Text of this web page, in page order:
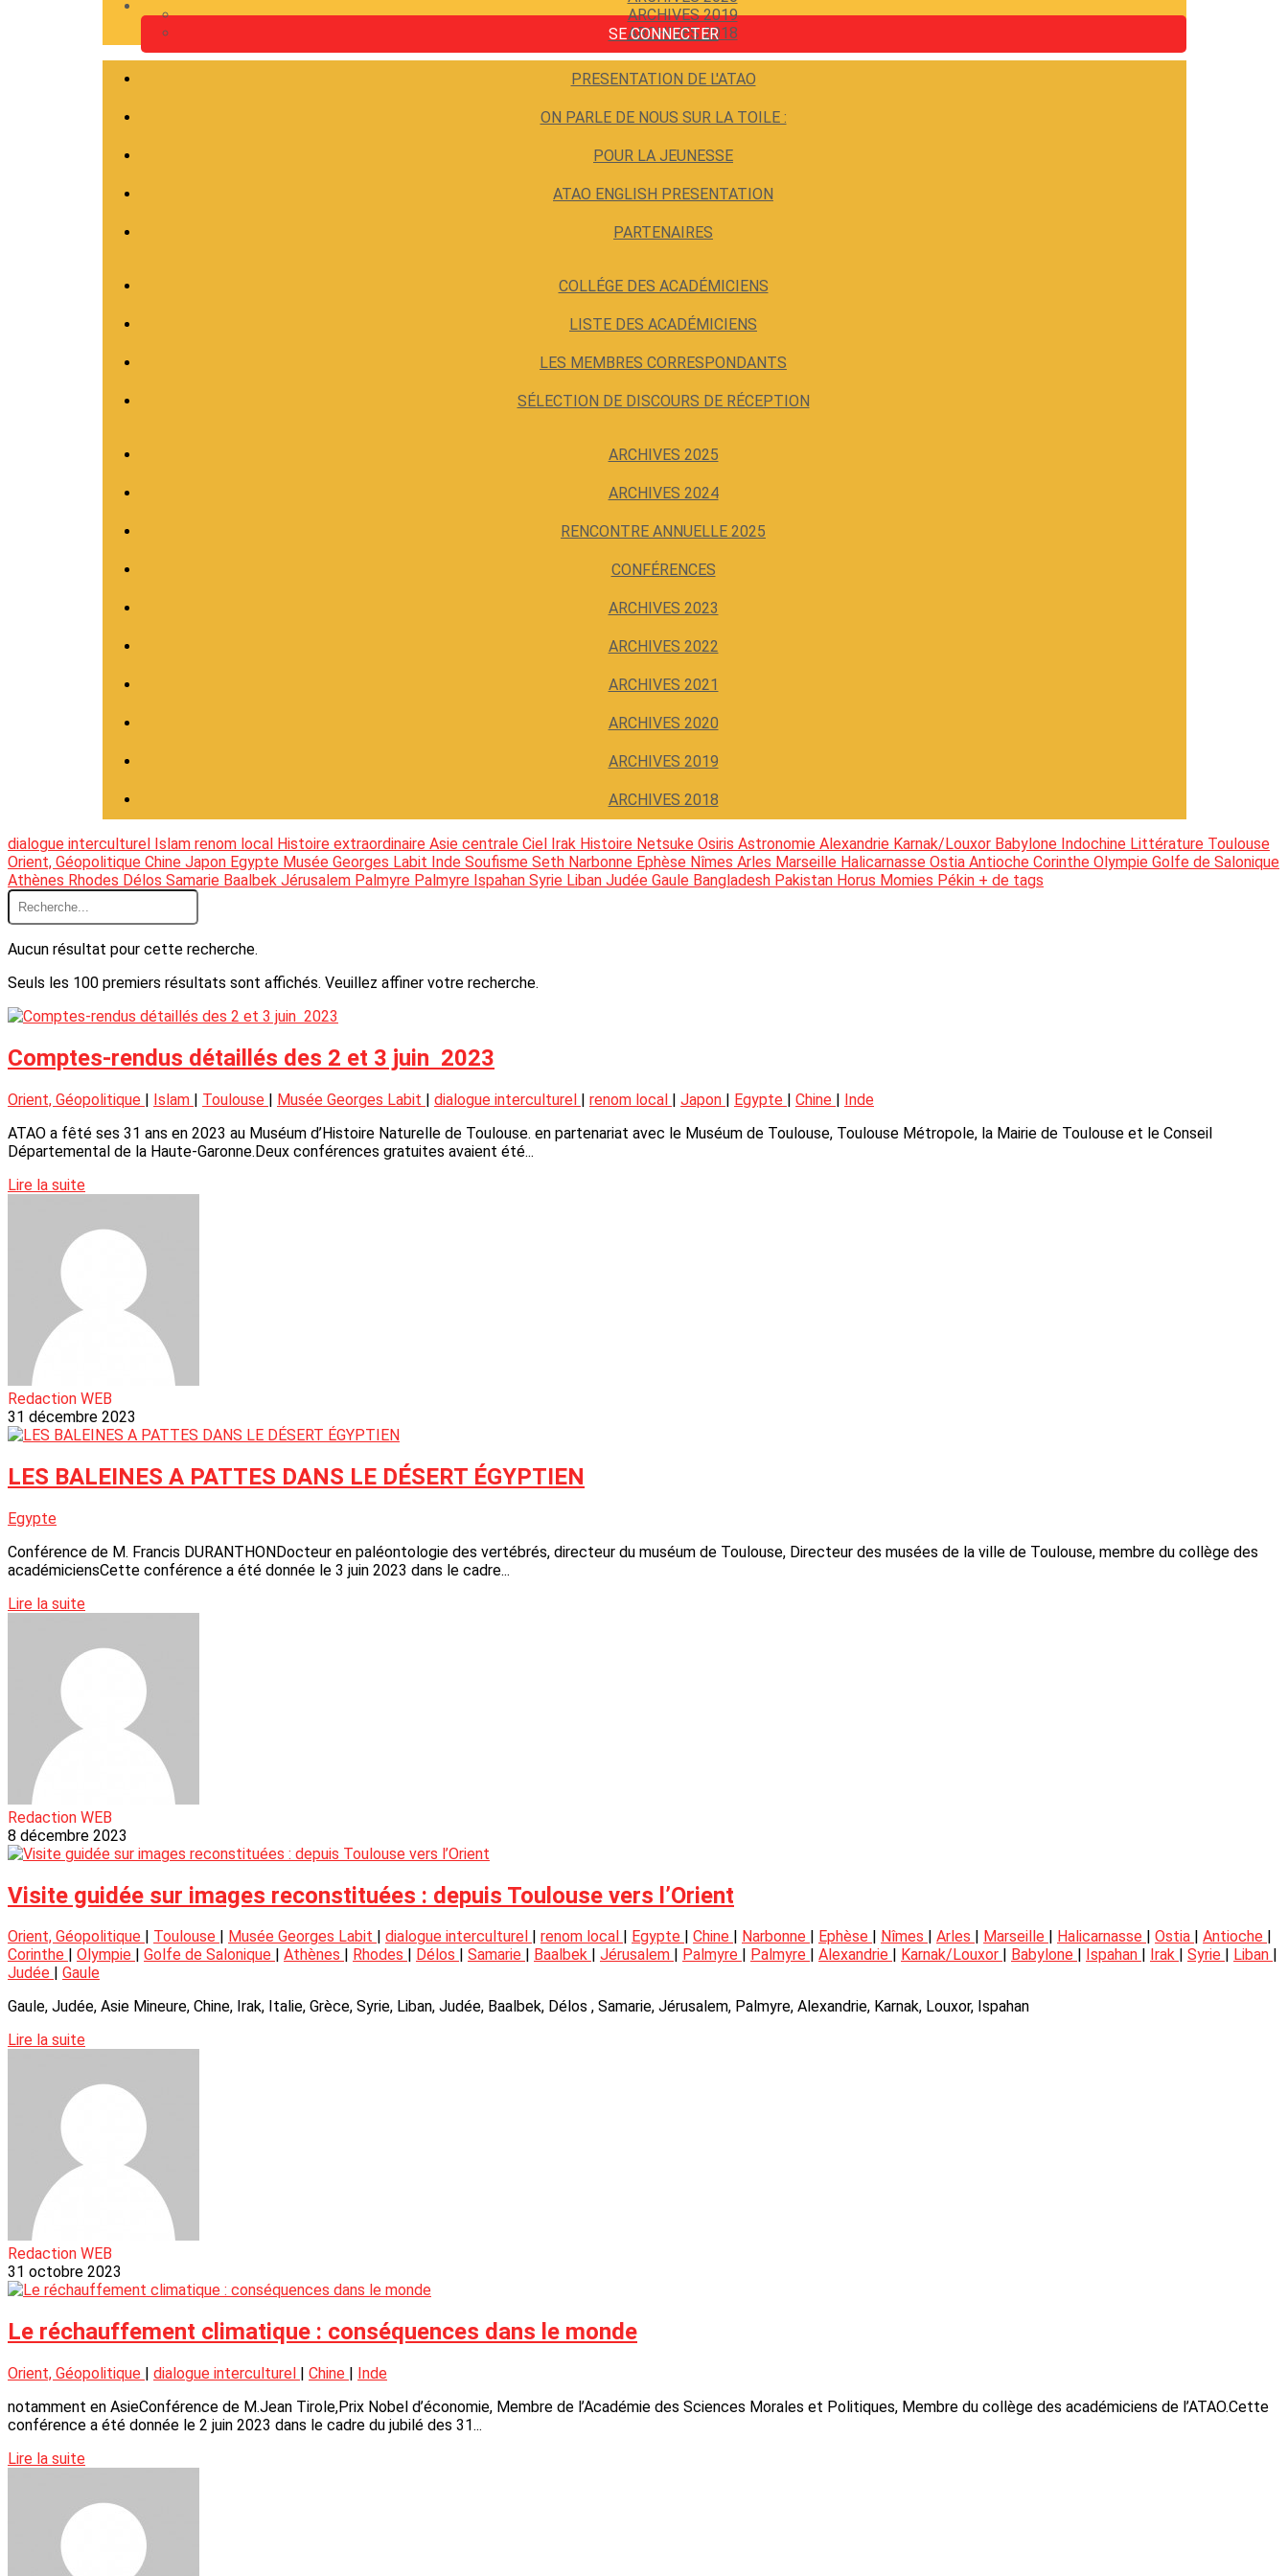
ARCHIVES 2019
ARCHIVES 2018
SE CONNECTER
PRESENTATION DE L'ATAO
ON PARLE DE NOUS SUR LA TOILE :
POUR LA JEUNESSE
ATAO ENGLISH PRESENTATION
PARTENAIRES
COLLÉGE DES ACADÉMICIENS
LISTE DES ACADÉMICIENS
LES MEMBRES CORRESPONDANTS
SÉLECTION DE DISCOURS DE RÉCEPTION
ARCHIVES 2025
ARCHIVES 2024
RENCONTRE ANNUELLE 2025
CONFÉRENCES
ARCHIVES 2023
ARCHIVES 2022
ARCHIVES 2021
ARCHIVES 2020
ARCHIVES 2019
ARCHIVES 2018
dialogue interculturel Islam renom local Histoire extraordinaire Asie centrale Ciel Irak Histoire Netsuke Osiris Astronomie Alexandrie Karnak/Louxor Babylone Indochine Littérature Toulouse
Orient, Géopolitique Chine Japon Egypte Musée Georges Labit Inde Soufisme Seth Narbonne Ephèse Nîmes Arles Marseille Halicarnasse Ostia Antioche Corinthe Olympie Golfe de Salonique
Athènes Rhodes Délos Samarie Baalbek Jérusalem Palmyre Palmyre Ispahan Syrie Liban Judée Gaule Bangladesh Pakistan Horus Momies Pékin + de tags
Aucun résultat pour cette recherche.
Seuls les 100 premiers résultats sont affichés. Veuillez affiner votre recherche.
Comptes-rendus détaillés des 2 et 3 juin 2023
Orient, Géopolitique | Islam | Toulouse | Musée Georges Labit | dialogue interculturel | renom local | Japon | Egypte | Chine | Inde
ATAO a fêté ses 31 ans en 2023 au Muséum d’Histoire Naturelle de Toulouse. en partenariat avec le Muséum de Toulouse, Toulouse Métropole, la Mairie de Toulouse et le Conseil
Départemental de la Haute-Garonne.Deux conférences gratuites avaient été...
Lire la suite
Redaction WEB
31 décembre 2023
LES BALEINES A PATTES DANS LE DÉSERT ÉGYPTIEN
Egypte
Conférence de M. Francis DURANTHONDocteur en paléontologie des vertébrés, directeur du muséum de Toulouse, Directeur des musées de la ville de Toulouse, membre du collège des
académiciensCette conférence a été donnée le 3 juin 2023 dans le cadre...
Lire la suite
Redaction WEB
8 décembre 2023
Visite guidée sur images reconstituées : depuis Toulouse vers l’Orient
Orient, Géopolitique Toulouse Musée Georges Labit dialogue interculturel renom local Egypte Chine Narbonne Ephèse Nîmes Arles Marseille Halicarnasse Ostia Antioche
Corinthe
Olympie Golfe de Salonique Athènes Rhodes Délos Samarie Baalbek Jérusalem Palmyre Palmyre Alexandrie Karnak/Louxor Babylone Ispahan Irak Syrie Liban
Judée
Gaule
Gaule, Judée, Asie Mineure, Chine, Irak, Italie, Grèce, Syrie, Liban, Judée, Baalbek, Délos , Samarie, Jérusalem, Palmyre, Alexandrie, Karnak, Louxor, Ispahan
Lire la suite
Redaction WEB
31 octobre 2023
Le réchauffement climatique : conséquences dans le monde
Orient, Géopolitique dialogue interculturel Chine
Inde
notamment en AsieConférence de M.Jean Tirole,Prix Nobel d’économie, Membre de l’Académie des Sciences Morales et Politiques, Membre du collège des académiciens de l’ATAO.Cette
conférence a été donnée le 2 juin 2023 dans le cadre du jubilé des 31...
Lire la suite